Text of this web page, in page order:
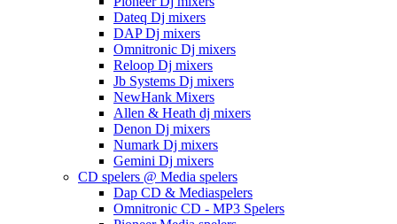
Dateq Dj mixers
DAP Dj mixers
Omnitronic Dj mixers
Reloop Dj mixers
Jb Systems Dj mixers
NewHank Mixers
Allen & Heath dj mixers
Denon Dj mixers
Numark Dj mixers
Gemini Dj mixers
CD spelers @ Media spelers
Dap CD & Mediaspelers
Omnitronic CD - MP3 Spelers